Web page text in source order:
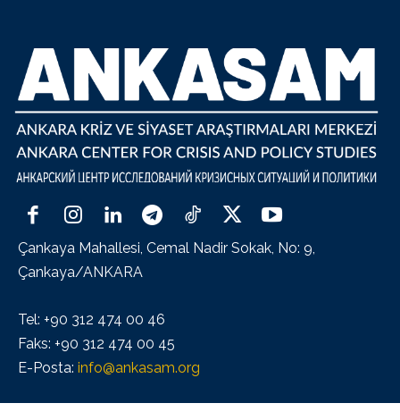
Çankaya Mahallesi, Cemal Nadir Sokak, No: 9,
Çankaya/ANKARA
Tel: +90 312 474 00 46
Faks: +90 312 474 00 45
E-Posta: info@ankasam.org